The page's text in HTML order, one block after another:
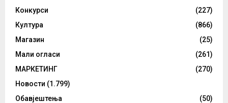
Конкурси
(227)
Култура
(866)
Магазин
(25)
Мали огласи
(261)
МАРКЕТИНГ
(270)
Новости (1.799)
Обавјештења
(50)